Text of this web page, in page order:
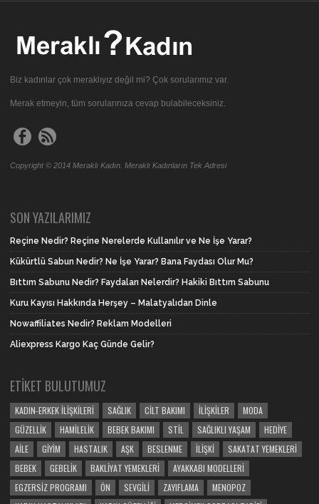
Biz kadınlar çok meraklıyız değil mi? Çok sorularımız var.
Merak etmeyin, tüm sorularınıza cevap bulabileceksiniz.
Copyright © 2014 Meraklı Kadın. Meraklı Kadınların Tek Adresi
SON YAZILARIMIZ
Reçine Nedir? Reçine Nerelerde Kullanılır ve Ne İşe Yarar?
Kükürtlü Sabun Nedir? Ne İşe Yarar? Bana Faydası Olur Mu?
Bıttım Sabunu Nedir? Faydaları Nelerdir? Hakiki Bıttım Sabunu
Kuru Kayısı Hakkında Herşey – Malatyalıdan Dinle
Nowaffiliates Nedir? Reklam Modelleri
Aliexpress Kargo Kaç Günde Gelir?
ETIKET BULUTUMUZ
KADIN-ERKEK İLIŞKILERI SAĞLIK CILT BAKIMI İLIŞKILER
MODA
GÜZELLIK
HAMILELIK BEBEK BAKIMI STIL SAĞLIKLI YAŞAM
HEDIYE
AILE
GIYIM HASTALIK AŞK BESLENME İLIŞKI
SAKATAT YEMEKLERI
BEBEK
GEBELIK BAKLIYAT YEMEKLERI
AYAKKABI MODELLERI
EGZERSIZ PROGRAMI
ÖN SEVGILI ZAYIFLAMA
MENOPOZ